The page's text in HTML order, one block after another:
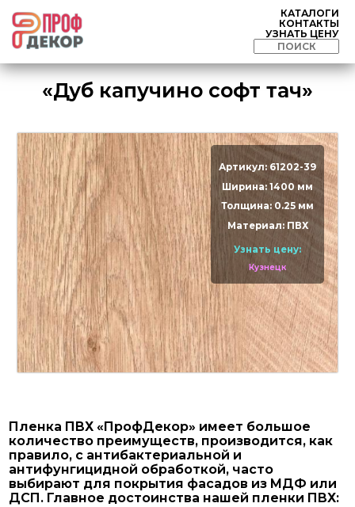
КАТАЛОГИ
КОНТАКТЫ
УЗНАТЬ ЦЕНУ
«Дуб капучино софт тач»
Артикул: 61202-39
Ширина: 1400 мм
Толщина: 0.25 мм
Материал: ПВХ
Узнать цену:
Кузнецк
Пленка ПВХ «ПрофДекор» имеет большое
количество преимуществ, производится, как
правило, с антибактериальной и
антифунгицидной обработкой, часто
выбирают для покрытия фасадов из МДФ или
ДСП. Главное достоинства нашей пленки ПВХ: